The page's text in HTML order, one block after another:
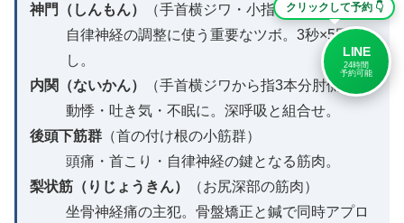
神門（しんもん）
（手首横ジワ・小指側）
自律神経の調整に使う重要なツボ。3秒×5回押
し。
内関（ないかん）
（手首横ジワから指3本分肘側）
動悸・吐き気・不眠に。深呼吸と組合せ。
後頭下筋群 （首の付け根の小筋群）
頭痛・首こり・自律神経の鍵となる筋肉。
梨状筋（りじょうきん）
（お尻深部の筋肉）
坐骨神経痛の主犯。骨盤矯正と鍼で同時アプロ
クリックして予約 👇
LINE
24時間
予約可能